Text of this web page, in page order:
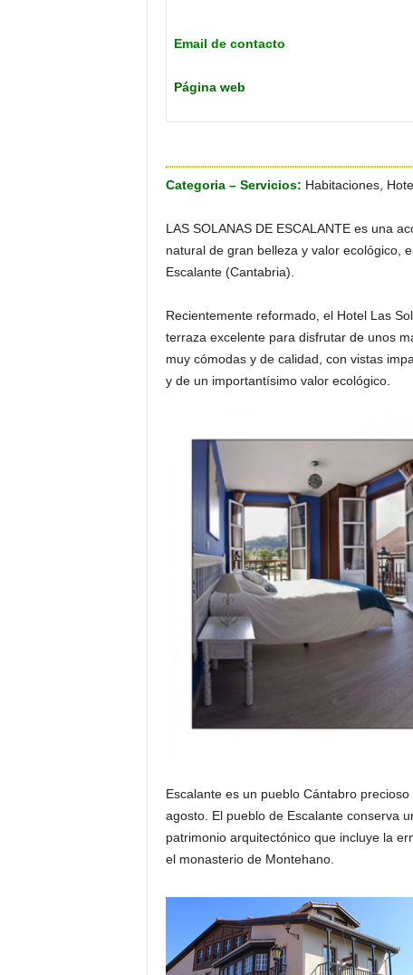
Email de contacto
Página web
Categoria – Servicios: Habitaciones,
LAS SOLANAS DE ESCALANTE es una
natural de gran belleza y valor ecológico,
Escalante (Cantabria).
Recientemente reformado, el Hotel Las
terraza excelente para disfrutar de unos
muy cómodas y de calidad, con vistas
y de un importantísimo valor ecológico.
Escalante es un pueblo Cántabro
agosto. El pueblo de Escalante conserva
patrimonio arquitectónico que incluye la
el monasterio de Montehano.